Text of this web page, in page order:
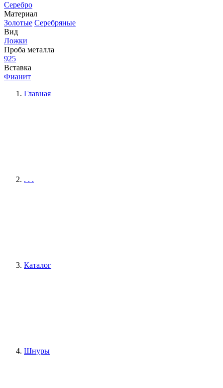
Серебро
Материал
Золотые Серебряные
Вид
Ложки
Проба металла
925
Вставка
Фианит
Главная
. . .
Каталог
Шнуры